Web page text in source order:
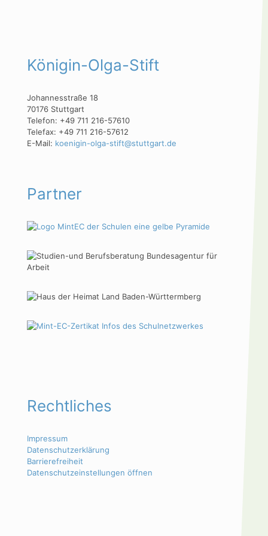
Königin-Olga-Stift
Johannesstraße 18
70176 Stuttgart
Telefon: +49 711 216-57610
Telefax: +49 711 216-57612
E-Mail: koenigin-olga-stift@stuttgart.de
Partner
Rechtliches
Impressum
Datenschutzerklärung
Barrierefreiheit
Datenschutzeinstellungen öffnen